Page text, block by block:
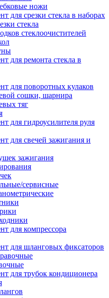
ножи
для срезки стекла в наборах
стекла
стеклоочистителей
для ремонта стекла в
для поворотных кулаков
сошки, шарнира
тяг
для гидроусилителя руля
для свечей зажигания и
зажигания
сервисные
для компрессора
для шланговых фиксаторов
для трубок кондиционера